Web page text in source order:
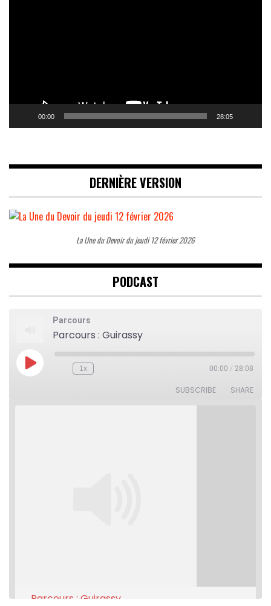
00:00 28:05
DERNIÈRE VERSION
La Une du Devoir du jeudi 12 février 2026
PODCAST
Parcours
Parcours : Guirassy
Play
Episode
Rewind
1x 00:00 / 28:08
SUBSCRIBE SHARE
Parcours : Guirassy